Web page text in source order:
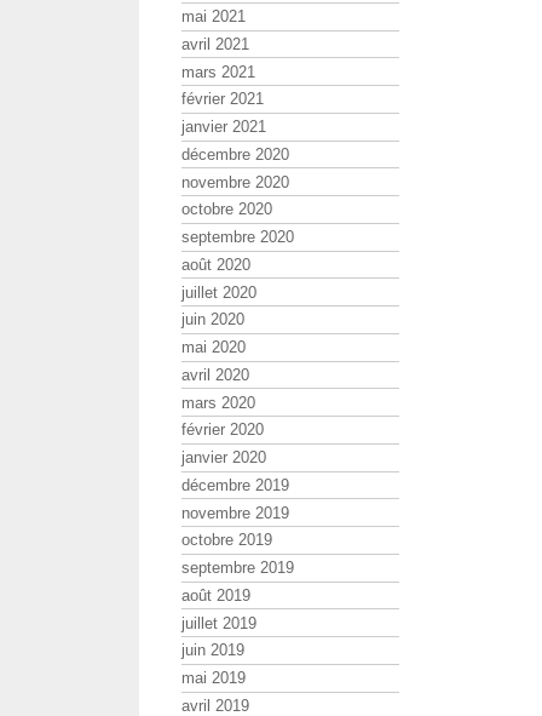
mai 2021
avril 2021
mars 2021
février 2021
janvier 2021
décembre 2020
novembre 2020
octobre 2020
septembre 2020
août 2020
juillet 2020
juin 2020
mai 2020
avril 2020
mars 2020
février 2020
janvier 2020
décembre 2019
novembre 2019
octobre 2019
septembre 2019
août 2019
juillet 2019
juin 2019
mai 2019
avril 2019